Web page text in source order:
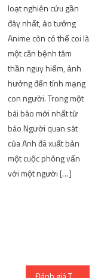
loạt nghiên cứu gần
đây nhất, ảo tưởng
Anime còn có thể coi là
một căn bệnh tâm
thần nguy hiểm, ảnh
hưởng đến tính mạng
con người. Trong một
bài báo mới nhất từ ​​
báo Người quan sát
của Anh đã xuất bản
một cuộc phỏng vấn
với một người […]